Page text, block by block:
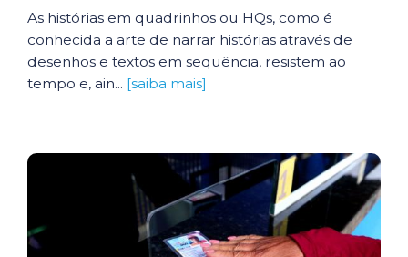
As histórias em quadrinhos ou HQs, como é
conhecida a arte de narrar histórias através de
desenhos e textos em sequência, resistem ao
tempo e, ain... [saiba mais]